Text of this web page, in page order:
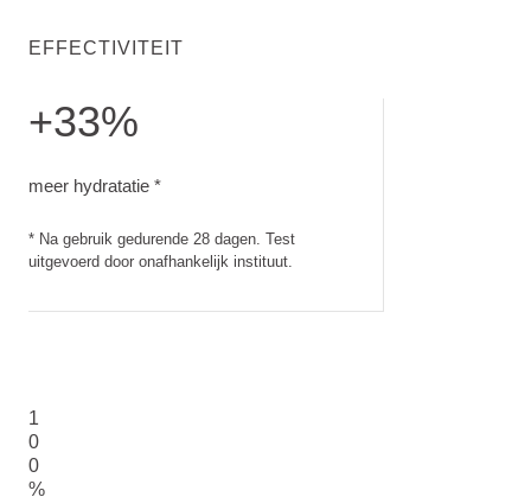
EFFECTIVITEIT
+33%
meer hydratatie *
* Na gebruik gedurende 28 dagen. Test
uitgevoerd door onafhankelijk instituut.
1
0
0
%